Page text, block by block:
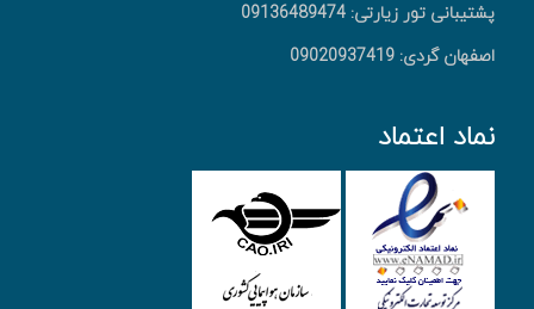
پشتیبانی تور زیارتی: 09136489474
اصفهان گردی: 09020937419
نماد اعتماد